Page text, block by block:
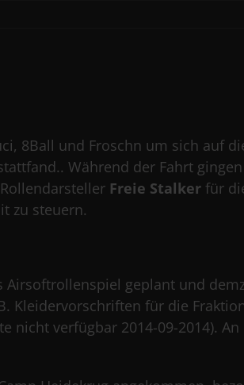
8Ball und Froschn um sich auf
Während der Fahrt
Freie Stalker für
zu steuern.
geplant und
Kleidervorschriften für die
nicht verfügbar 2014-09-2014).